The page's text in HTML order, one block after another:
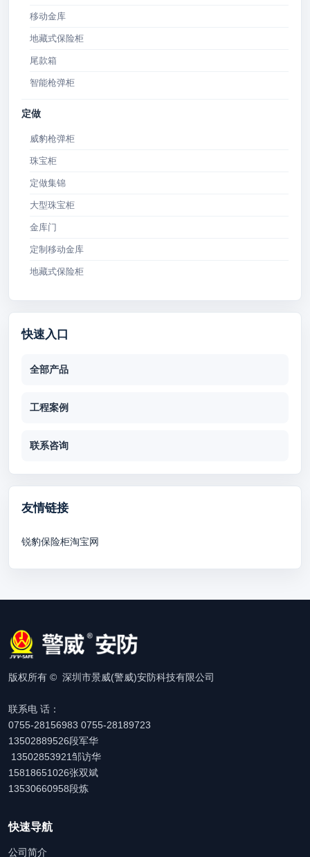
移动金库
地藏式保险柜
尾款箱
智能枪弹柜
定做
威豹枪弹柜
珠宝柜
定做集锦
大型珠宝柜
金库门
定制移动金库
地藏式保险柜
快速入口
全部产品
工程案例
联系咨询
友情链接
锐豹保险柜淘宝网
版权所有 © 深圳市景威(警威)安防科技有限公司
联系电 话：
0755-28156983 0755-28189723
13502889526段军华
13502853921邹访华
15818651026张双斌
13530660958段炼
快速导航
公司简介